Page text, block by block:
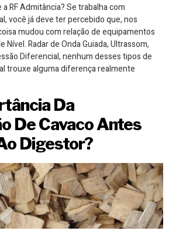
RF Admitância? Se trabalha com
você já deve ter percebido que, nos
mudou com relação de equipamentos
Nível. Radar de Onda Guiada, Ultrassom,
Diferencial, nenhum desses tipos de
trouxe alguma diferença realmente
Da
De Cavaco Antes
Digestor?